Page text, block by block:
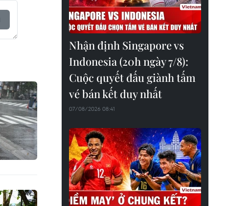
Nhận định Singapore vs
Indonesia (20h ngày 7/8):
Cuộc quyết đấu giành tấm
vé bán kết duy nhất
07/08/2026 08:41